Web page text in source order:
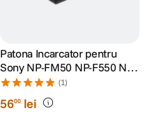
Patona Incarcator pentru
Sony NP-FM50 NP-F550 NP-
F750 NP-F970
(1)
5600 lei